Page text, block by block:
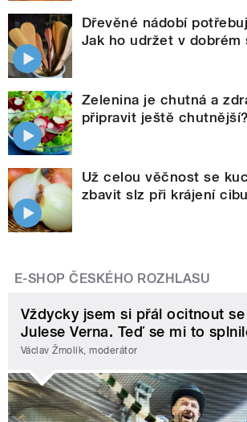
Dřevěné nádobí
Jak ho udržet v dobrém
Zelenina je chutná a
připravit ještě chutnější?
Už celou věčnost se
zbavit slz při krájení
E-SHOP ČESKÉHO ROZHLASU
Vždycky jsem si přál ocitnout
Julese Verna. Teď se mi to
Václav Žmolík, moderátor